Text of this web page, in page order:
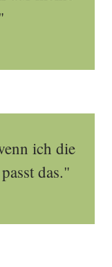
ich die
das."